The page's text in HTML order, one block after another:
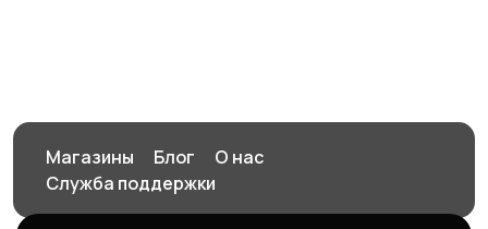
Магазины Блог
О нас
Служба поддержки